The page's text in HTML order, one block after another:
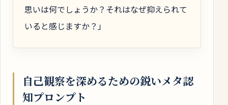
思いは何でしょうか？それはなぜ抑えられて
いると感じますか？」
自己観察を深めるための鋭いメタ認
知プロンプト